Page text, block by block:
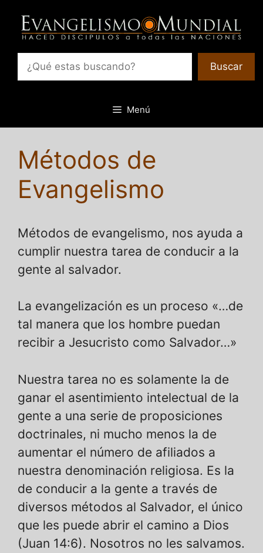
contenido
Buscar
Menú
Métodos de
Evangelismo
Métodos de evangelismo, nos ayuda a
cumplir nuestra tarea de conducir a la
gente al salvador.
La evangelización es un proceso «…de
tal manera que los hombre puedan
recibir a Jesucristo como Salvador…»
Nuestra tarea no es solamente la de
ganar el asentimiento intelectual de la
gente a una serie de proposiciones
doctrinales, ni mucho menos la de
aumentar el número de afiliados a
nuestra denominación religiosa. Es la
de conducir a la gente a través de
diversos métodos al Salvador, el único
que les puede abrir el camino a Dios
(Juan 14:6). Nosotros no les salvamos.